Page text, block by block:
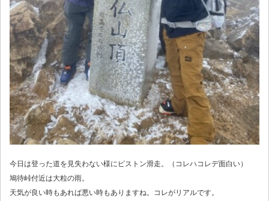
今日は登った道を見失わない様にピストン滑走。（コレハコレデ面白い）
鳩待峠付近は大粒の雨。
天気が良い時もあれば悪い時もありますね。コレがリアルです。